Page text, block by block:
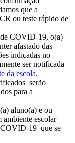
que a
ou teste rápido de
COVID-19, o(a)
afastado das
indicadas no
ser notificada
da escola.
serão
para a
aluno(a) e ou
ambiente escolar
COVID-19 que se